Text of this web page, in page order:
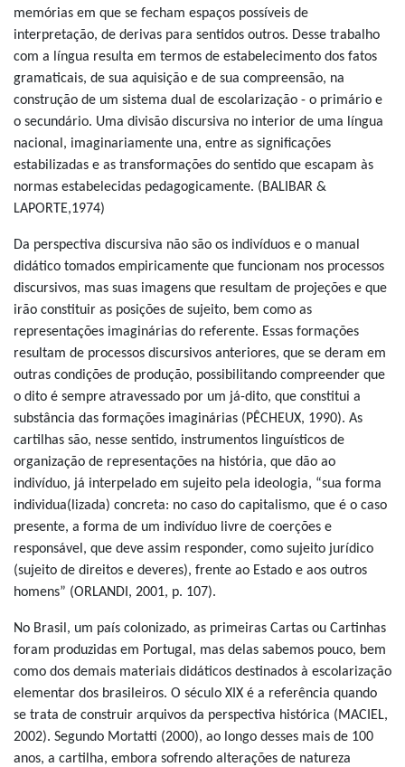
memórias em que se fecham espaços possíveis de
interpretação, de derivas para sentidos outros. Desse trabalho
com a língua resulta em termos de estabelecimento dos fatos
gramaticais, de sua aquisição e de sua compreensão, na
construção de um sistema dual de escolarização - o primário e
o secundário. Uma divisão discursiva no interior de uma língua
nacional, imaginariamente una, entre as significações
estabilizadas e as transformações do sentido que escapam às
normas estabelecidas pedagogicamente. (BALIBAR &
LAPORTE,1974)
Da perspectiva discursiva não são os indivíduos e o manual
didático tomados empiricamente que funcionam nos processos
discursivos, mas suas imagens que resultam de projeções e que
irão constituir as posições de sujeito, bem como as
representações imaginárias do referente. Essas formações
resultam de processos discursivos anteriores, que se deram em
outras condições de produção, possibilitando compreender que
o dito é sempre atravessado por um já-dito, que constitui a
substância das formações imaginárias (PÊCHEUX, 1990). As
cartilhas são, nesse sentido, instrumentos linguísticos de
organização de representações na história, que dão ao
indivíduo, já interpelado em sujeito pela ideologia, “sua forma
individua(lizada) concreta: no caso do capitalismo, que é o caso
presente, a forma de um indivíduo livre de coerções e
responsável, que deve assim responder, como sujeito jurídico
(sujeito de direitos e deveres), frente ao Estado e aos outros
homens” (ORLANDI, 2001, p. 107).
No Brasil, um país colonizado, as primeiras Cartas ou Cartinhas
foram produzidas em Portugal, mas delas sabemos pouco, bem
como dos demais materiais didáticos destinados à escolarização
elementar dos brasileiros. O século XIX é a referência quando
se trata de construir arquivos da perspectiva histórica (MACIEL,
2002). Segundo Mortatti (2000), ao longo desses mais de 100
anos, a cartilha, embora sofrendo alterações de natureza